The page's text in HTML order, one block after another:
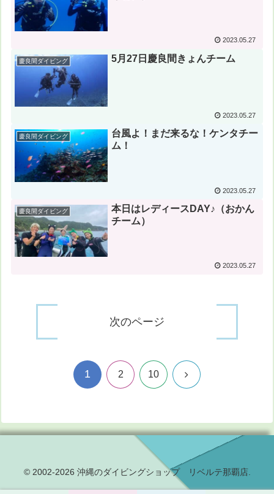
2023.05.27
慶良間ダイビング 5月27日慶良間きょんチーム
2023.05.27
慶良間ダイビング
台風よ！まだ来るな！ケンタチー
ム！
2023.05.27
慶良間ダイビング
本日はレディースDAY♪（おかん
チーム）
2023.05.27
次のページ
1 2 10 次
© 2002-2026 沖縄のダイビングショップ リベルテ那覇店.